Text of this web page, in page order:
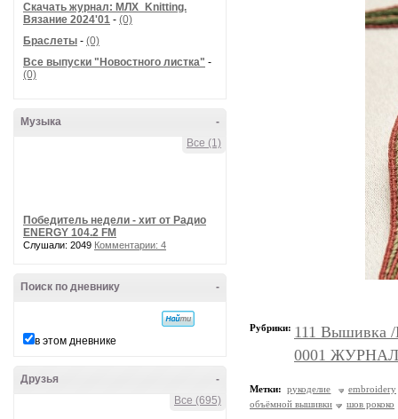
Скачать журнал: МЛХ_Knitting.
Вязание 2024'01 - (0)
Браслеты - (0)
Все выпуски "Новостного листка" -
(0)
-
Музыка
Все (1)
Победитель недели - хит от Радио
ENERGY 104.2 FM
Слушали: 2049 Комментарии: 4
-
Поиск по дневнику
в этом дневнике
-
Друзья
Все (695)
Рубрики: 111 Вышивка
0001
Метки: рукоделие
embroidery
объёмной вышивки
шов рококо